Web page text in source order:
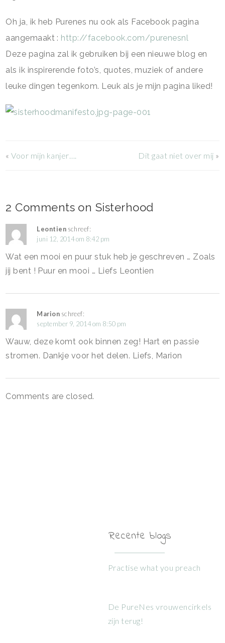
Oh ja, ik heb Purenes nu ook als Facebook pagina
aangemaakt : http://facebook.com/purenesnl
Deze pagina zal ik gebruiken bij een nieuwe blog en
als ik inspirerende foto’s, quotes, muziek of andere
leuke dingen tegenkom. Leuk als je mijn pagina liked!
«Voor mijn kanjer…. Dit gaat niet over mij »
2 Comments on Sisterhood
Leontien schreef:
juni 12, 2014 om 8:42 pm
Wat een mooi en puur stuk heb je geschreven … Zoals
jij bent ! Puur en mooi … Liefs Leontien
Marion schreef:
september 9, 2014 om 8:50 pm
Wauw, deze komt ook binnen zeg! Hart en passie
stromen. Dankje voor het delen. Liefs, Marion
Comments are closed.
Recente blogs
Practise what you preach
De PureNes vrouwencirkels
zijn terug!